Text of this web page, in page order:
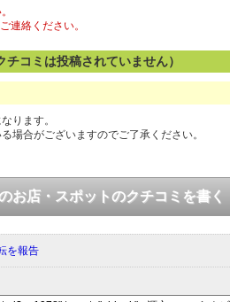
連絡ください。
コミは投稿されていません）
ります。
場合がございますのでご了承ください。
お店・スポットのクチコミを書く
を報告